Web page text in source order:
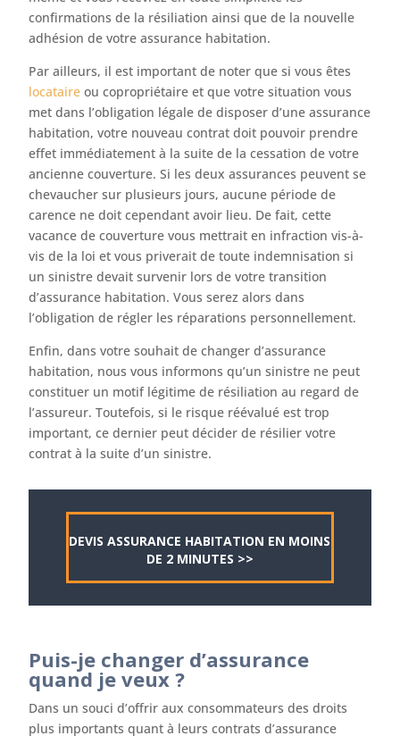
confirmations de la résiliation ainsi que de la nouvelle
adhésion de votre assurance habitation.
Par ailleurs, il est important de noter que si vous êtes
locataire ou copropriétaire et que votre situation vous
met dans l’obligation légale de disposer d’une assurance
habitation, votre nouveau contrat doit pouvoir prendre
effet immédiatement à la suite de la cessation de votre
ancienne couverture. Si les deux assurances peuvent se
chevaucher sur plusieurs jours, aucune période de
carence ne doit cependant avoir lieu. De fait, cette
vacance de couverture vous mettrait en infraction vis-à-
vis de la loi et vous priverait de toute indemnisation si
un sinistre devait survenir lors de votre transition
d’assurance habitation. Vous serez alors dans
l’obligation de régler les réparations personnellement.
Enfin, dans votre souhait de changer d’assurance
habitation, nous vous informons qu’un sinistre ne peut
constituer un motif légitime de résiliation au regard de
l’assureur. Toutefois, si le risque réévalué est trop
important, ce dernier peut décider de résilier votre
contrat à la suite d’un sinistre.
DEVIS ASSURANCE HABITATION EN MOINS
DE 2 MINUTES >>
Puis-je changer d’assurance
quand je veux ?
Dans un souci d’offrir aux consommateurs des droits
plus importants quant à leurs contrats d’assurance